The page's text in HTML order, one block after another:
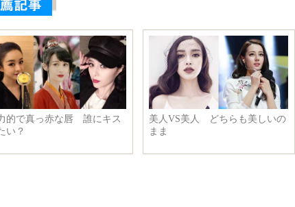
的で真っ赤な唇 誰にキス
い？
美人VS美人 どちらも美しいの
まま